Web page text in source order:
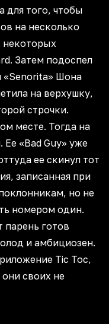
для того, чтобы
на несколько
некоторых
Затем подоспел
«Senorita» Шона
на верхушку,
строчки.
месте. Тогда на
«Bad Guy» уже
ее скинул тот
записанная при
но не
номером один.
парень готов
и амбициозен.
Tic Toc,
своих не